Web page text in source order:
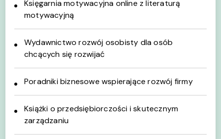
Księgarnia motywacyjna online z literaturą
motywacyjną
Wydawnictwo rozwój osobisty dla osób
chcących się rozwijać
Poradniki biznesowe wspierające rozwój firmy
Książki o przedsiębiorczości i skutecznym
zarządzaniu